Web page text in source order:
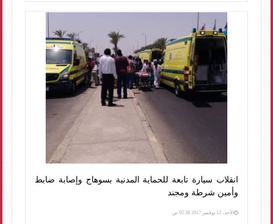
انقلاب سيارة تابعة للحماية المدنية بسوهاج وإصابة ضابط
وأمين شرطة ومجند
الأحد، 12 نوفمبر 2017 02:38 ص